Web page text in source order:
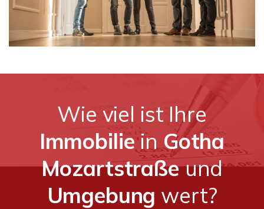
Wie viel ist Ihre
Immobiliein Gotha
Mozartstraßeund
Umgebung wert?